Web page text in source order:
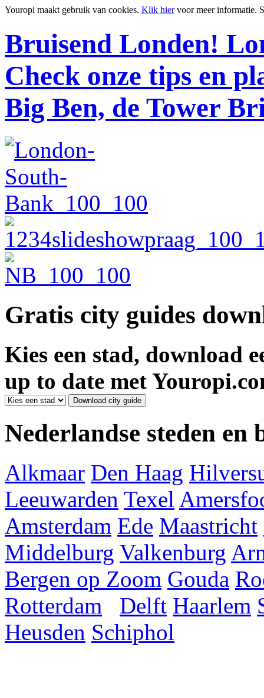
Youropi maakt gebruik van cookies. Klik hiervoor meer informatie.
Bruisend Londen!
Check onze tips en
Big Ben, de Tower
Gratis city guides
Kies een stad, download
up to date met
Nederlandse steden en
Alkmaar Den Haag
Leeuwarden Texel
Amsterdam Ede Maastricht
Middelburg Valkenburg
Bergen op Zoom Gouda
Rotterdam
Delft Haarlem
Heusden Schiphol